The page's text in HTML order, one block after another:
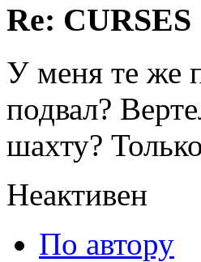
Re: CURSES
У меня те же
подвал?
шахту?
Неактивен
По автору